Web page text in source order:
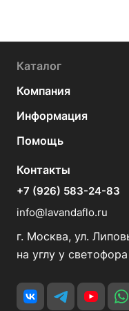
Каталог
Компания
Информация
Помощь
Контакты
+7 (926) 583-24-83
info@lavandaflo.ru
г. Москва, ул.
на углу у светофора